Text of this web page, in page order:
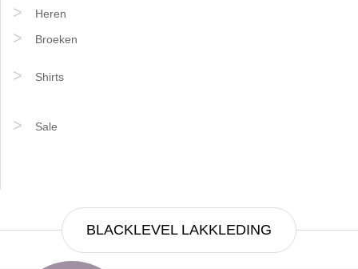
Heren
Broeken
Shirts
Sale
BLACKLEVEL LAKKLEDING